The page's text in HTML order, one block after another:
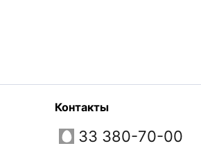
Контакты
33 380-70-00